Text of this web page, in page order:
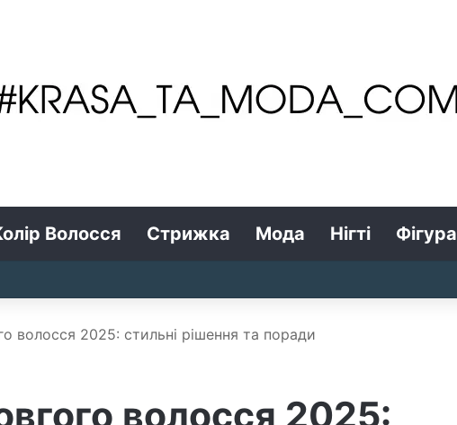
Волосся Стрижка Мода Нігті Фігура
волосся 2025: стильні рішення та поради
волосся 2025: